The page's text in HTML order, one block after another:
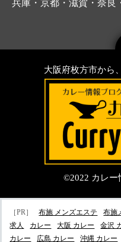
兵庫・京都・滋賀・奈良
大阪府枚方市から
©2022 カレー
［PR］ 布施 メンズエステ 布施
求人
カレー 大阪 カレー 金沢
カレー
広島 カレー 沖縄 カレー